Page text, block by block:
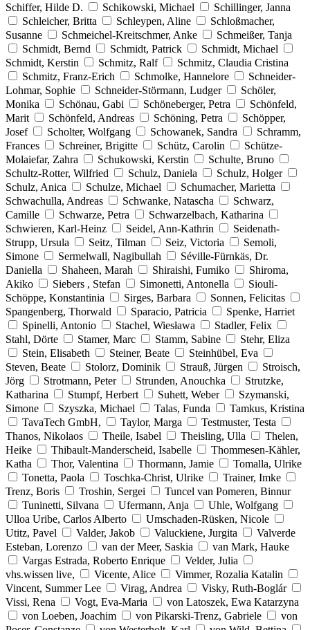
Schiffer, Hilde D.
Schikowski, Michael
Schillinger, Janna
Schleicher, Britta
Schleypen, Aline
Schloßmacher,
Susanne
Schmeichel-Kreitschmer, Anke
Schmeißer, Tanja
Schmidt, Bernd
Schmidt, Patrick
Schmidt, Michael
Schmidt, Kerstin
Schmitz, Ralf
Schmitz, Claudia Cristina
Schmitz, Franz-Erich
Schmolke, Hannelore
Schneider-
Lohmar, Sophie
Schneider-Störmann, Ludger
Schöler,
Monika
Schönau, Gabi Schöneberger, Petra
Schönfeld,
Marit
Schönfeld, Andreas Schöning, Petra
Schöpper,
Josef
Scholter, Wolfgang Schowanek, Sandra
Schramm,
Frances
Schreiner, Brigitte Schütz, Carolin
Schütze-
Molaiefar, Zahra
Schukowski, Kerstin
Schulte, Bruno
Schultz-Rotter, Wilfried
Schulz, Daniela
Schulz, Holger
Schulz, Anica
Schulze, Michael
Schumacher, Marietta
Schwachulla, Andreas
Schwanke, Natascha
Schwarz,
Camille
Schwarze, Petra
Schwarzelbach, Katharina
Schwieren, Karl-Heinz
Seidel, Ann-Kathrin
Seidenath-
Strupp, Ursula
Seitz, Tilman Seiz, Victoria
Semoli,
Simone
Sermelwall, Nagibullah
Séville-Fürnkäs, Dr.
Daniella
Shaheen, Marah Shiraishi, Fumiko
Shiroma,
Akiko
Siebers , Stefan Simonetti, Antonella
Siouli-
Schöppe, Konstantinia
Sirges, Barbara
Sonnen, Felicitas
Spangenberg, Thorwald
Sparacio, Patricia
Spenke, Harriet
Spinelli, Antonio
Stachel, Wiesława
Stadler, Felix
Stahl, Dörte
Stamer, Marc Stamm, Sabine
Stehr, Eliza
Stein, Elisabeth
Steiner, Beate
Steinhübel, Eva
Steven, Beate
Stolorz, Dominik Strauß, Jürgen
Stroisch,
Jörg
Strotmann, Peter Strunden, Anouchka
Strutzke,
Katharina
Stumpf, Herbert Suhett, Weber
Szymanski,
Simone
Szyszka, Michael Talas, Funda
Tamkus, Kristina
TavaTech GmbH,
Taylor, Marga
Testmuster, Testa
Thanos, Nikolaos
Theile, Isabel Theisling, Ulla
Thelen,
Heike
Thibault-Manderscheid, Isabelle
Thommesen-Kähler,
Katha
Thor, Valentina Thormann, Jamie
Tomalla, Ulrike
Tonetta, Paola
Toschka-Christ, Ulrike
Trainer, Imke
Trenz, Boris
Troshin, Sergei
Tuncel van Pomeren, Binnur
Tuninetti, Silvana
Ufermann, Anja
Uhle, Wolfgang
Ulloa Uribe, Carlos Alberto
Umschaden-Rüsken, Nicole
Utitz, Pavel
Valder, Jakob Valuckiene, Jurgita
Valverde
Esteban, Lorenzo
van der Meer, Saskia
van Mark, Hauke
Vargas Estrada, Roberto Enrique
Velder, Julia
vhs.wissen live,
Vicente, Alice
Vimmer, Rozalia Katalin
Vincent, Summer Lee
Virag, Andrea
Visky, Ruth-Boglár
Vissi, Rena
Vogt, Eva-Maria
von Latoszek, Ewa Katarzyna
von Loeben, Joachim
von Pikarski-Trenz, Gabriele
von